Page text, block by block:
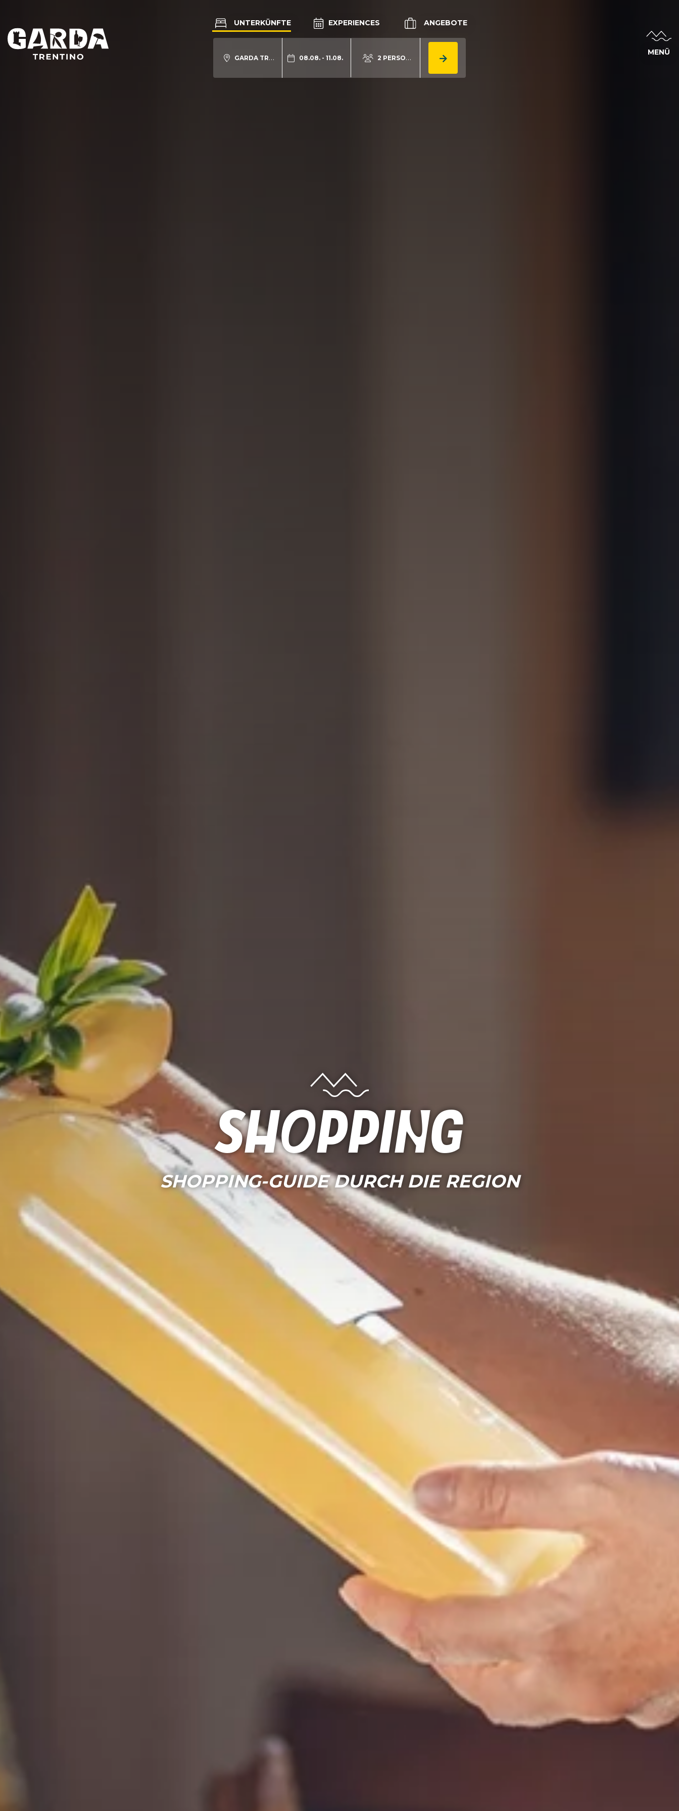
UNTERKÜNFTE EXPERIENCES ANGEBOTE
GARDA TRENTINO 08.08. - 11.08. 2 PERSONEN
MENÜ
Shopping
SHOPPING-GUIDE DURCH DIE REGION